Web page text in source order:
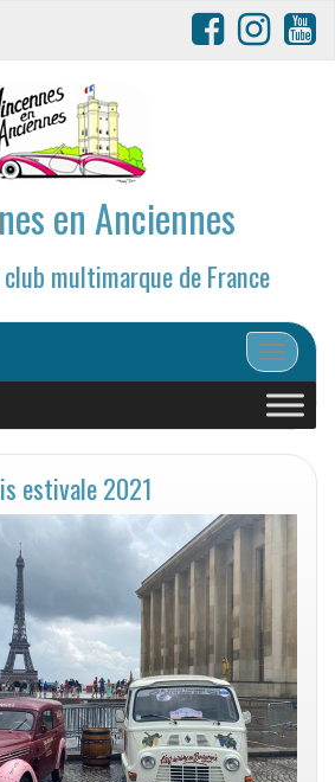
en Anciennes
multimarque de France
Afficher/
estivale 2021